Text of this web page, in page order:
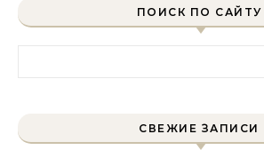
ПОИСК ПО САЙТУ
СВЕЖИЕ ЗАПИСИ